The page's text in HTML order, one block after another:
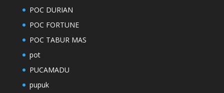
POC DURIAN
POC FORTUNE
POC TABUR MAS
pot
PUCAMADU
pupuk